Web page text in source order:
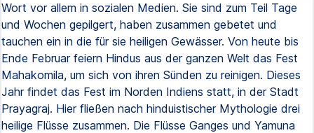
Wort vor allem in sozialen Medien. Sie sind zum Teil Tage
und Wochen gepilgert, haben zusammen gebetet und
tauchen ein in die für sie heiligen Gewässer. Von heute bis
Ende Februar feiern Hindus aus der ganzen Welt das Fest
Mahakomila, um sich von ihren Sünden zu reinigen. Dieses
Jahr findet das Fest im Norden Indiens statt, in der Stadt
Prayagraj. Hier fließen nach hinduistischer Mythologie drei
heilige Flüsse zusammen. Die Flüsse Ganges und Yamuna